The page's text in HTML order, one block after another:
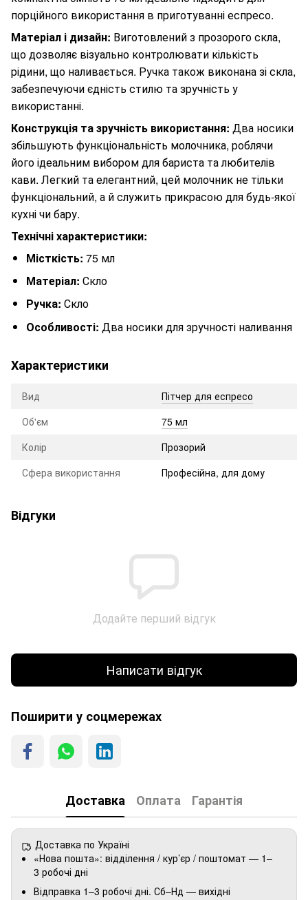
порційного використання в приготуванні еспресо.
Матеріал і дизайн: Виготовлений з прозорого скла,
що дозволяє візуально контролювати кількість
рідини, що наливається. Ручка також виконана зі скла,
забезпечуючи єдність стилю та зручність у
використанні.
Конструкція та зручність використання: Два носики
збільшують функціональність молочника, роблячи
його ідеальним вибором для бариста та любителів
кави. Легкий та елегантний, цей молочник не тільки
функціональний, а й служить прикрасою для будь-якої
кухні чи бару.
Технічні характеристики:
Місткість: 75 мл
Матеріал: Скло
Ручка: Скло
Особливості: Два носики для зручності наливання
Характеристики
Вид
Пітчер для еспресо
Об'єм
75 мл
Колір
Прозорий
Сфера використання
Професійна, для дому
Відгуки
Додайте перший відгук
Написати відгук
Поширити у соцмережах
Доставка Оплата Гарантія
Доставка по Україні
«Нова пошта»: відділення / кур’єр / поштомат — 1–
3 робочі дні
Відправка 1–3 робочі дні. Сб–Нд — вихідні